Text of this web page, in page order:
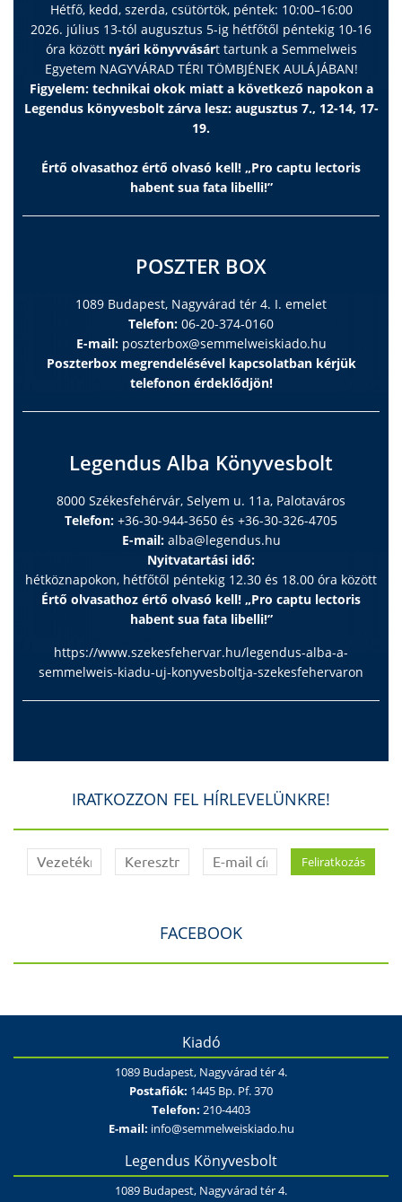
Hétfő, kedd, szerda, csütörtök, péntek: 10:00–16:00
2026. július 13-tól augusztus 5-ig hétfőtől péntekig 10-16
óra között nyári könyvvásárt tartunk a Semmelweis
Egyetem NAGYVÁRAD TÉRI TÖMBJÉNEK AULÁJÁBAN!
Figyelem: technikai okok miatt a következő napokon a
Legendus könyvesbolt zárva lesz: augusztus 7., 12-14, 17-
19.
Értő olvasathoz értő olvasó kell! „Pro captu lectoris
habent sua fata libelli!”
POSZTER BOX
1089 Budapest, Nagyvárad tér 4. I. emelet
Telefon: 06-20-374-0160
E-mail: poszterbox@semmelweiskiado.hu
Poszterbox megrendelésével kapcsolatban kérjük
telefonon érdeklődjön!
Legendus Alba Könyvesbolt
8000 Székesfehérvár, Selyem u. 11a, Palotaváros
Telefon: +36-30-944-3650 és +36-30-326-4705
E-mail: alba@legendus.hu
Nyitvatartási idő:
hétköznapokon, hétfőtől péntekig 12.30 és 18.00 óra között
Értő olvasathoz értő olvasó kell! „Pro captu lectoris
habent sua fata libelli!”
https://www.szekesfehervar.hu/legendus-alba-a-
semmelweis-kiadu-uj-konyvesboltja-szekesfehervaron
IRATKOZZON FEL HÍRLEVELÜNKRE!
FACEBOOK
Kiadó
1089 Budapest, Nagyvárad tér 4.
Postafiók: 1445 Bp. Pf. 370
Telefon: 210-4403
E-mail: info@semmelweiskiado.hu
Legendus Könyvesbolt
1089 Budapest, Nagyvárad tér 4.